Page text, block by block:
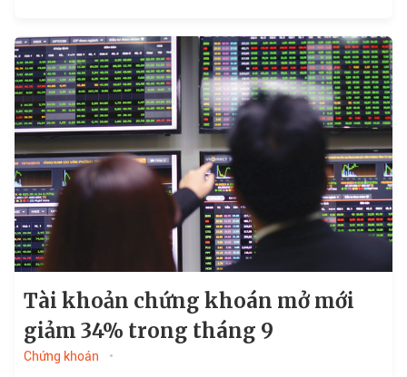
Tài khoản chứng khoán mở mới
giảm 34% trong tháng 9
Chứng khoán